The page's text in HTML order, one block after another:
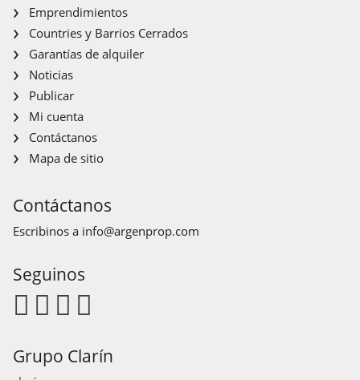
Emprendimientos
Countries y Barrios Cerrados
Garantías de alquiler
Noticias
Publicar
Mi cuenta
Contáctanos
Mapa de sitio
Contáctanos
Escribinos a info@argenprop.com
Seguinos
Grupo Clarín